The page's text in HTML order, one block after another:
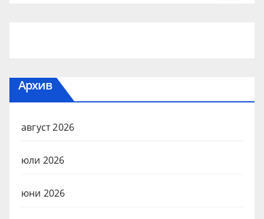
Архив
август 2026
юли 2026
юни 2026